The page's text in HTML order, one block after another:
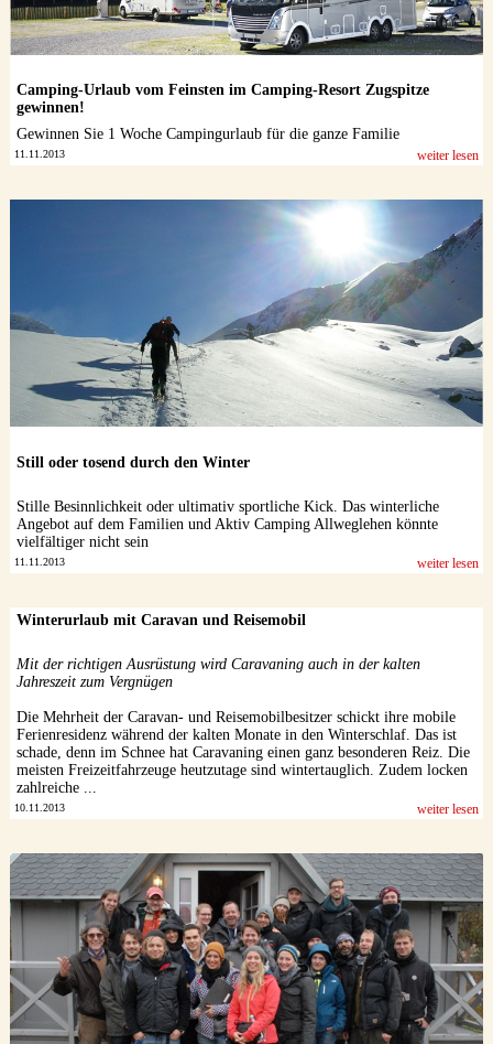
Camping-Urlaub vom Feinsten im Camping-Resort Zugspitze
gewinnen!
Gewinnen Sie 1 Woche Campingurlaub für die ganze Familie
11.11.2013 weiter lesen
Still oder tosend durch den Winter
Stille Besinnlichkeit oder ultimativ sportliche Kick. Das winterliche
Angebot auf dem Familien und Aktiv Camping Allweglehen könnte
vielfältiger nicht sein
11.11.2013 weiter lesen
Winterurlaub mit Caravan und Reisemobil
Mit der richtigen Ausrüstung wird Caravaning auch in der kalten
Jahreszeit zum Vergnügen
Die Mehrheit der Caravan- und Reisemobilbesitzer schickt ihre mobile
Ferienresidenz während der kalten Monate in den Winterschlaf. Das ist
schade, denn im Schnee hat Caravaning einen ganz besonderen Reiz. Die
meisten Freizeitfahrzeuge heutzutage sind wintertauglich. Zudem locken
zahlreiche ...
10.11.2013 weiter lesen